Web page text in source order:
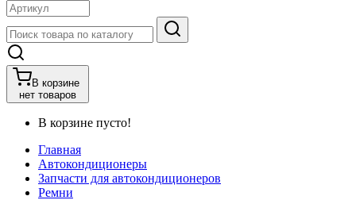
В корзине
нет товаров
В корзине пусто!
Главная
Автокондиционеры
Запчасти для автокондиционеров
Ремни